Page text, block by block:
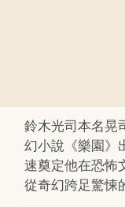
鈴木光司本名晃
幻小說《樂園》
速奠定他在恐怖
從奇幻跨足驚悚